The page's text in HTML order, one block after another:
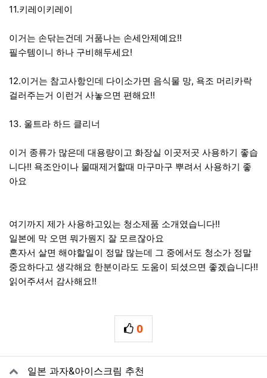
11.키레이키레이
이거는 손닦는건데 거품나는 손세안제예요!!
필수템이니 하나 구비해두세요!
12.이거는 참고사항인데 다이소가면 음식물 망, 욕조 머리카락
걸러주는거 이런거 사놓으면 편해요!!
13. 울트라 하드 클리너
이거 종류가 많은데 대용량이고 화장실 이곳저곳 사용하기 좋습
니다!! 욕조안이나 물때제거할때 마구마구 뿌려서 사용하기 좋
아요
여기까지 제가 사용하고있는 청소제품 소개였습니다!!
일본에 막 오면 뭐가뭔지 잘 모르잖아요
혼자서 살면 해야할일이 정말 많는데 그 중에서도 청소가 정말
중요하다고 생각해요 한분이라도 도움이 되셨으면 좋겠습니다!!
읽어주셔서 감사해요!!
0
추천
관련자료
일본 과자&아이스크림 추천